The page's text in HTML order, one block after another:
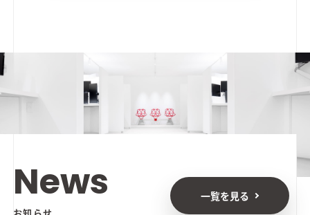
News 一覧を見る